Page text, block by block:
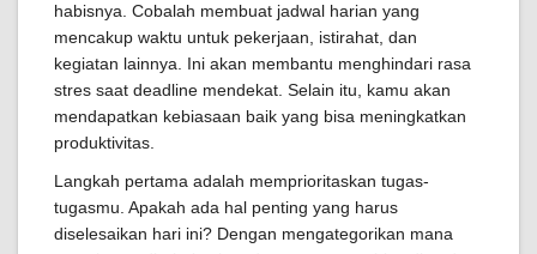
habisnya. Cobalah membuat jadwal harian yang
mencakup waktu untuk pekerjaan, istirahat, dan
kegiatan lainnya. Ini akan membantu menghindari rasa
stres saat deadline mendekat. Selain itu, kamu akan
mendapatkan kebiasaan baik yang bisa meningkatkan
produktivitas.
Langkah pertama adalah memprioritaskan tugas-
tugasmu. Apakah ada hal penting yang harus
diselesaikan hari ini? Dengan mengategorikan mana